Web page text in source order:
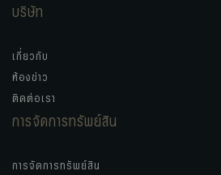
บริษัท
เกี่ยวกับ
ห้องข่าว
ติดต่อเรา
การจัดการทรัพย์สิน
การจัดการทรัพย์สิน